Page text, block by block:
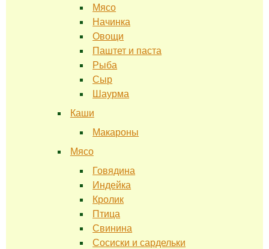
Мясо
Начинка
Овощи
Паштет и паста
Рыба
Сыр
Шаурма
Каши
Макароны
Мясо
Говядина
Индейка
Кролик
Птица
Свинина
Сосиски и сардельки